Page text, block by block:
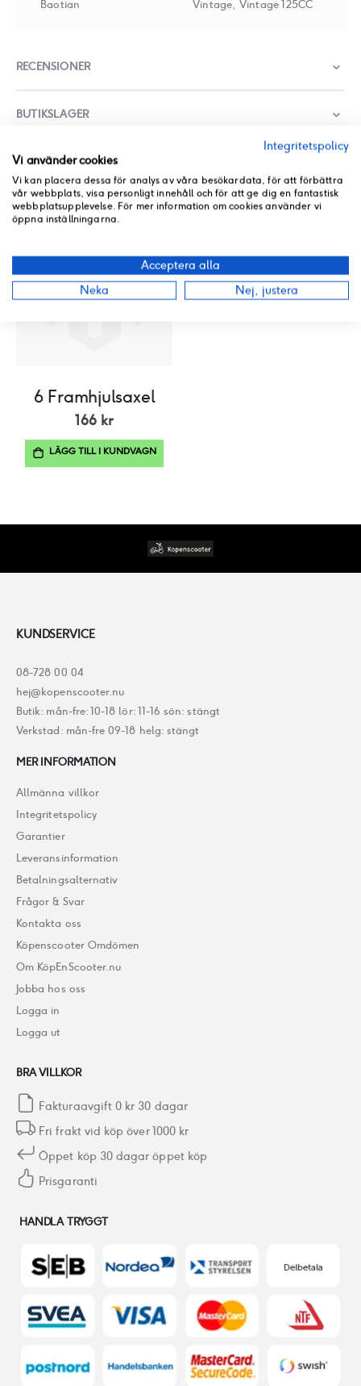
Baotian
Vintage, Vintage 125CC
RECENSIONER
BUTIKSLAGER
PRODUKT PDF
ANDRA PRODUKTER FRÅN SAMMA KATEGORI
6 Framhjulsaxel
166 kr
LÄGG TILL I KUNDVAGN
KUNDSERVICE
08-728 00 04
hej@kopenscooter.nu
Butik: mån-fre: 10-18 lör: 11-16 sön: stängt
Verkstad: mån-fre 09-18 helg: stängt
MER INFORMATION
Allmänna villkor
Integritetspolicy
Garantier
Leveransinformation
Betalningsalternativ
Frågor & Svar
Kontakta oss
Köpenscooter Omdömen
Om KöpEnScooter.nu
Jobba hos oss
Logga in
Logga ut
BRA VILLKOR
Fakturaavgift 0 kr 30 dagar
Fri frakt vid köp över 1000 kr
Öppet köp 30 dagar öppet köp
Prisgaranti
HANDLA TRYGGT
Integritetspolicy
Vi använder cookies
Vi kan placera dessa för analys av våra besökardata, för att förbättra
vår webbplats, visa personligt innehåll och för att ge dig en fantastisk
webbplatsupplevelse. För mer information om cookies använder vi
öppna inställningarna.
Acceptera alla
Neka
Nej, justera